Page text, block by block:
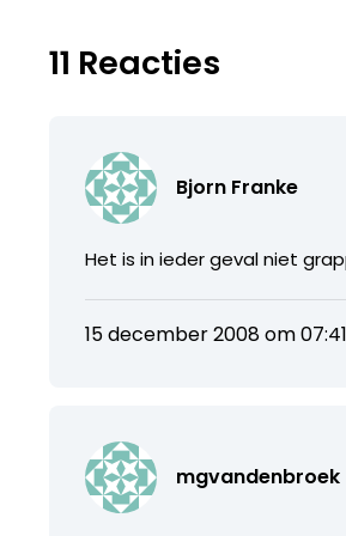
11 Reacties
Bjorn Franke
Het is in ieder geval niet
15 december 2008 om 07:41
mgvandenbroek